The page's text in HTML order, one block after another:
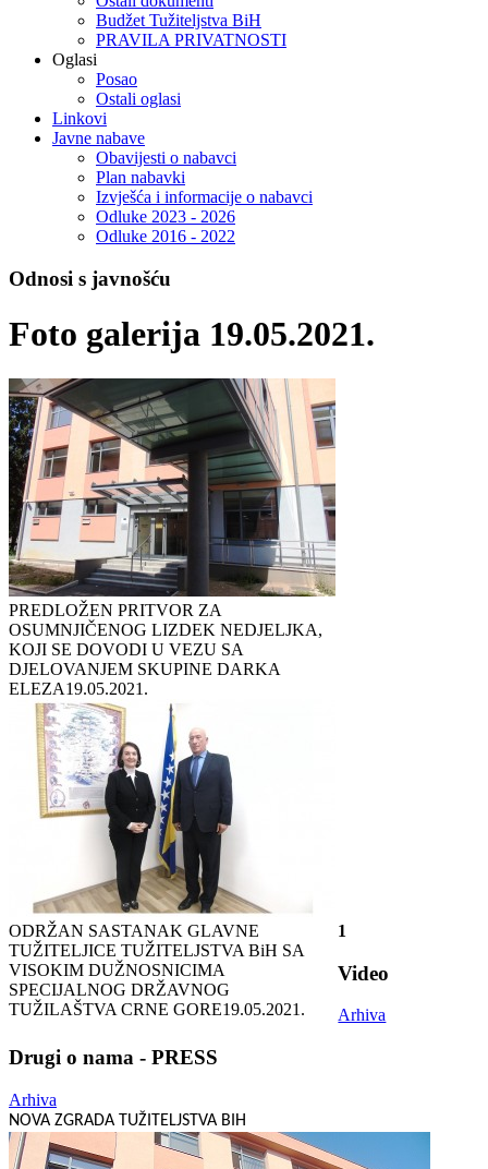
Budžet Tužiteljstva BiH
PRAVILA PRIVATNOSTI
Oglasi
Posao
Ostali oglasi
Linkovi
Javne nabave
Obavijesti o nabavci
Plan nabavki
Izvješća i informacije o nabavci
Odluke 2023 - 2026
Odluke 2016 - 2022
Odnosi s javnošću
Foto galerija 19.05.2021.
PREDLOŽEN PRITVOR ZA
OSUMNJIČENOG LIZDEK NEDJELJKA,
KOJI SE DOVODI U VEZU SA
DJELOVANJEM SKUPINE DARKA
ELEZA19.05.2021.
ODRŽAN SASTANAK GLAVNE
TUŽITELJICE TUŽITELJSTVA BiH SA
VISOKIM DUŽNOSNICIMA
SPECIJALNOG DRŽAVNOG
TUŽILAŠTVA CRNE GORE19.05.2021.
1
Video
Arhiva
Drugi o nama - PRESS
Arhiva
NOVA ZGRADA TUŽITELJSTVA BIH